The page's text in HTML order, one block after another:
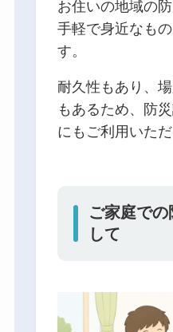
お住いの地域の
手軽で身近なも
す。
耐久性もあり、
もあるため、防
にもご利用いただ
ご家庭での
して